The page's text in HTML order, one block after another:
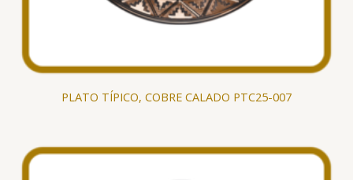
PLATO TÍPICO, COBRE CALADO PTC25-007